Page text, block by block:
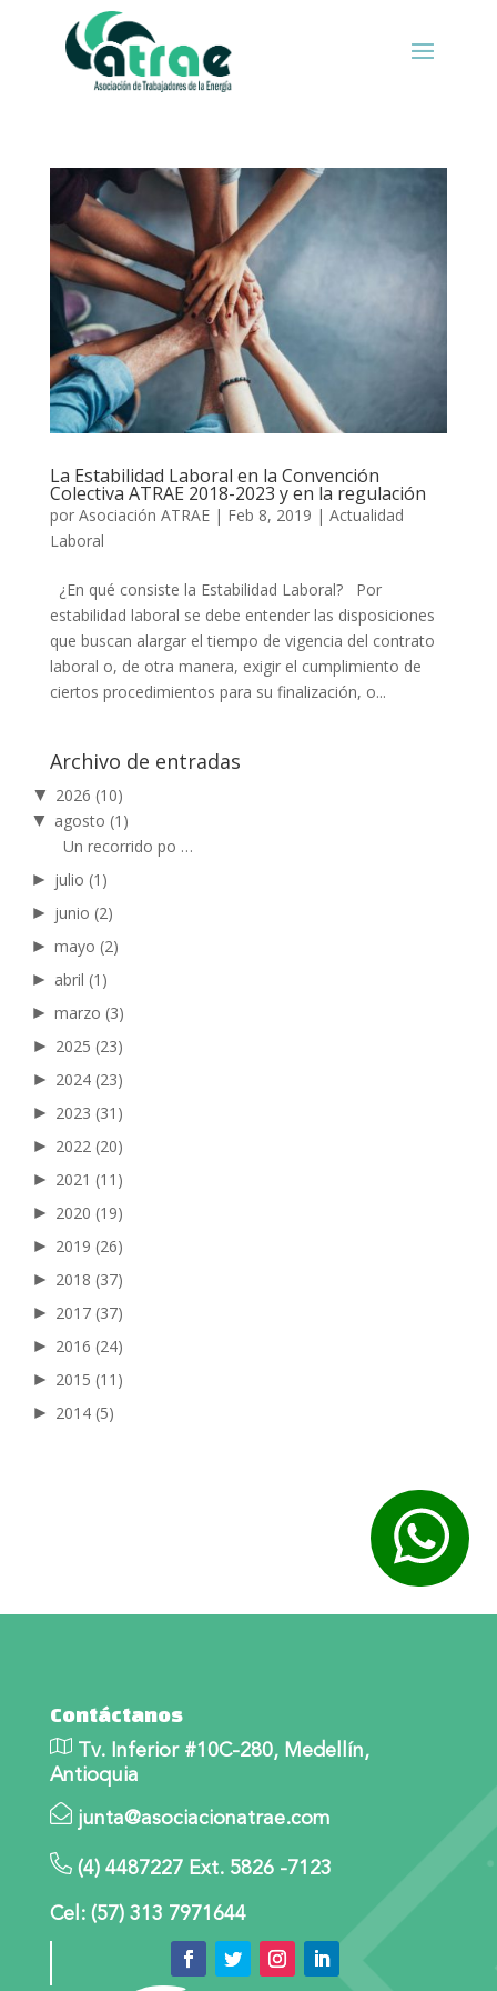
La Estabilidad Laboral en la Convención
Colectiva ATRAE 2018-2023 y en la regulación
por Asociación ATRAE| Feb 8, 2019 | Actualidad
Laboral
¿En qué consiste la Estabilidad Laboral? Por
estabilidad laboral se debe entender las disposiciones
que buscan alargar el tiempo de vigencia del contrato
laboral o, de otra manera, exigir el cumplimiento de
ciertos procedimientos para su finalización, o...
Archivo de entradas
▼ 2026 (10)
▼ agosto (1)
Un recorrido po …
► julio (1)
► junio (2)
► mayo (2)
► abril (1)
► marzo (3)
► 2025 (23)
► 2024 (23)
► 2023 (31)
► 2022 (20)
► 2021 (11)
► 2020 (19)
► 2019 (26)
► 2018 (37)
► 2017 (37)
► 2016 (24)
► 2015 (11)
► 2014 (5)
Contáctanos
Tv. Inferior #10C-280, Medellín,
Antioquia
junta@asociacionatrae.com
(4) 4487227 Ext. 5826 -7123
Cel: (57) 313 7971644